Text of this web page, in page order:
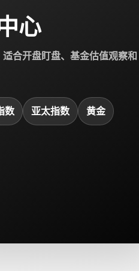
心
合开盘盯盘、基金估值观察和
数 亚太指数 黄金